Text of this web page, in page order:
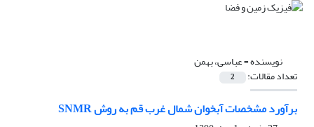
نویسنده =عباسی، بهمن
تعداد مقالات: 2
برآورد مشخصات آبخوان شمال غرب قم به روش SNMR